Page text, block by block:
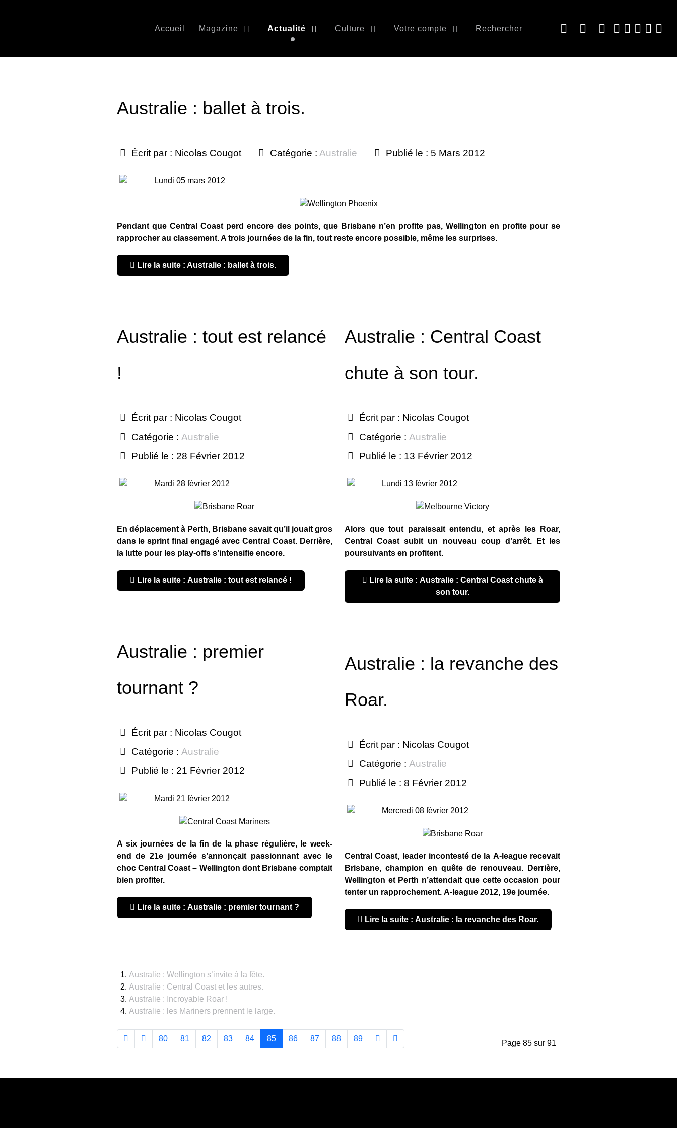
Accueil Magazine Actualité Culture Votre compte Rechercher
Australie : ballet à trois.
Écrit par : Nicolas Cougot Catégorie : Australie Publié le : 5 Mars 2012
Lundi 05 mars 2012
Pendant que Central Coast perd encore des points, que Brisbane n’en profite pas, Wellington en profite pour se
rapprocher au classement. A trois journées de la fin, tout reste encore possible, même les surprises.
Lire la suite : Australie : ballet à trois.
Australie : tout est relancé
!
Écrit par : Nicolas Cougot
Catégorie : Australie
Publié le : 28 Février 2012
Mardi 28 février 2012
En déplacement à Perth, Brisbane savait qu’il jouait gros
dans le sprint final engagé avec Central Coast. Derrière,
la lutte pour les play-offs s’intensifie encore.
Lire la suite : Australie : tout est relancé !
Australie : premier
tournant ?
Écrit par : Nicolas Cougot
Catégorie : Australie
Publié le : 21 Février 2012
Mardi 21 février 2012
A six journées de la fin de la phase régulière, le week-
end de 21e journée s’annonçait passionnant avec le
choc Central Coast – Wellington dont Brisbane comptait
bien profiter.
Lire la suite : Australie : premier tournant ?
Australie : Central Coast
chute à son tour.
Écrit par : Nicolas Cougot
Catégorie : Australie
Publié le : 13 Février 2012
Lundi 13 février 2012
Alors que tout paraissait entendu, et après les Roar,
Central Coast subit un nouveau coup d’arrêt. Et les
poursuivants en profitent.
son tour.
Australie : la revanche des
Roar.
Écrit par : Nicolas Cougot
Catégorie : Australie
Publié le : 8 Février 2012
Mercredi 08 février 2012
Central Coast, leader incontesté de la A-league recevait
Brisbane, champion en quête de renouveau. Derrière,
Wellington et Perth n’attendait que cette occasion pour
tenter un rapprochement. A-league 2012, 19e journée.
Lire la suite : Australie : la revanche des Roar.
Australie : Wellington s’invite à la fête.
Australie : Central Coast et les autres.
Australie : Incroyable Roar !
Australie : les Mariners prennent le large.
Page 85 sur 91
80 81 82 83 84 85 86 87 88 89